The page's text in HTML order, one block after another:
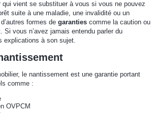
qui vient se substituer à vous si vous ne pouvez
suite à une maladie, une invalidité ou un
formes de garanties comme la caution ou
Si vous n’avez jamais entendu parler du
explications à son sujet.
le nantissement est une garantie portant
comme :
OVPCM